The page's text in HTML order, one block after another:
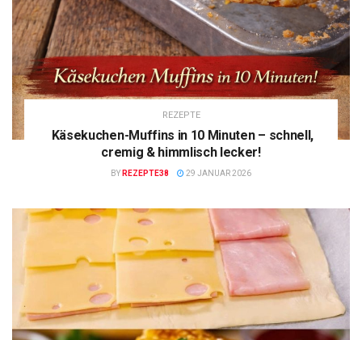
REZEPTE
Käsekuchen-Muffins in 10 Minuten – schnell,
cremig & himmlisch lecker!
BY REZEPTE38 29 JANUAR 2026